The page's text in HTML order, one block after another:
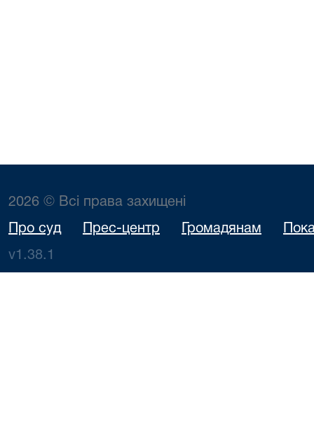
2026 © Всі права захищені
Про суд Прес-центр Громадянам
v1.38.1